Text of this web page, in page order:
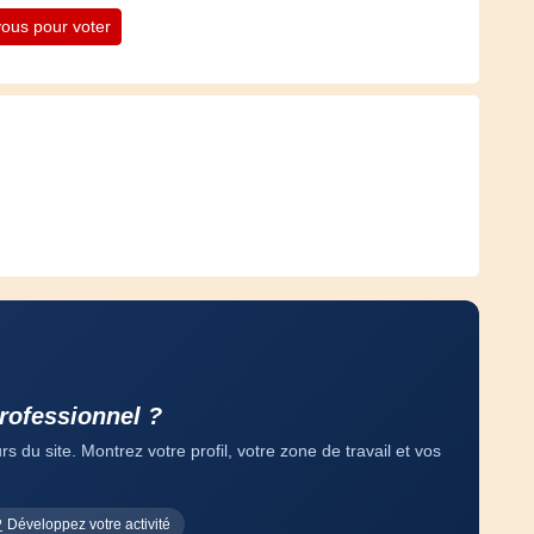
pour voter
?
du site. Montrez votre profil, votre zone de travail et vos
Développez votre activité